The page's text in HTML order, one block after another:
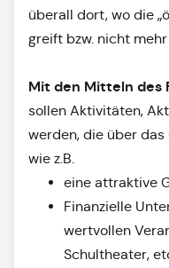
überall dort, wo die
greift bzw. nicht mehr
Mit den Mitteln des
sollen Aktivitäten,
werden, die über
wie z.B.
eine attraktive
Finanzielle
wertvollen
Schultheater,